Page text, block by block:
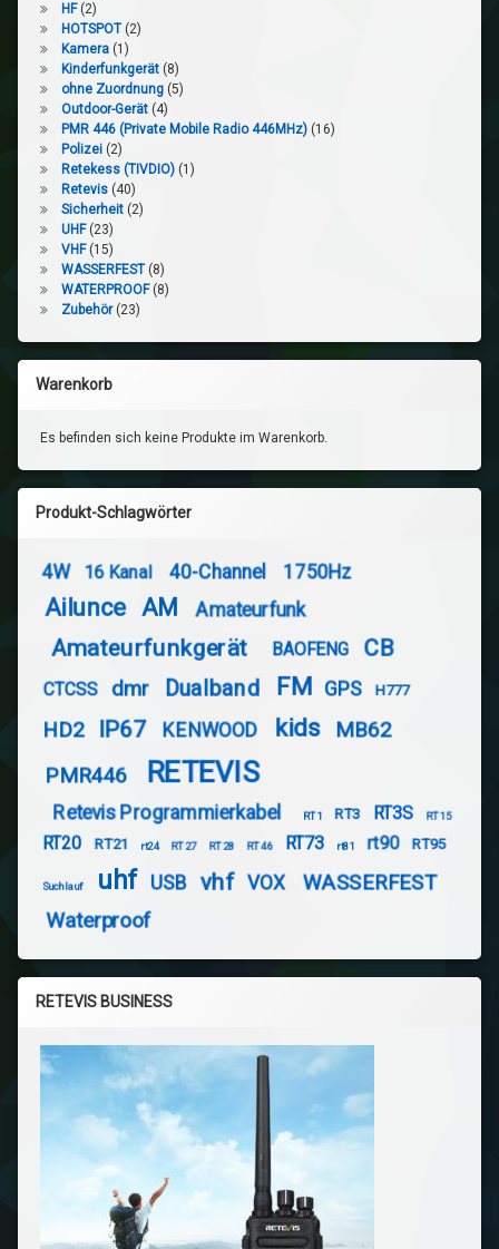
HF (2)
HOTSPOT (2)
Kamera (1)
Kinderfunkgerät (8)
ohne Zuordnung (5)
Outdoor-Gerät (4)
PMR 446 (Private Mobile Radio 446MHz) (16)
Polizei (2)
Retekess (TIVDIO) (1)
Retevis (40)
Sicherheit (2)
UHF (23)
VHF (15)
WASSERFEST (8)
WATERPROOF (8)
Zubehör (23)
Warenkorb
Es befinden sich keine Produkte im Warenkorb.
Produkt-Schlagwörter
4W 16 Kanal 40-Channel 1750Hz
Ailunce AM Amateurfunk
Amateurfunkgerät BAOFENG CB
CTCSS dmr Dualband FM GPS H777
HD2 IP67 KENWOOD kids
MB62
PMR446
RETEVIS
Retevis Programmierkabel RT1 RT3 RT3S RT15
RT20 RT21 rt24 RT27 RT28 RT46 RT73 rt81 rt90 RT95
Suchlauf uhf USB vhf VOX
WASSERFEST
Waterproof
RETEVIS BUSINESS